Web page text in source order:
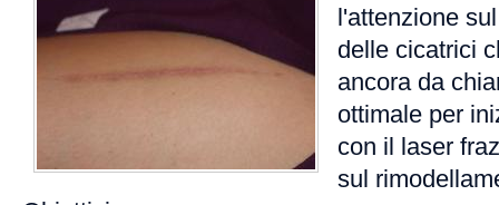
l'attenzione
delle cicatrici
ancora da
ottimale per
con il laser
sul